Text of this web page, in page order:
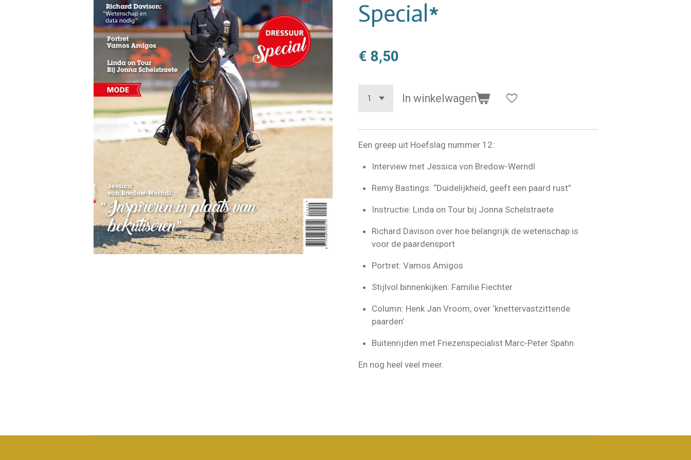
Special*
€ 8,50
In winkelwagen
Een greep uit Hoefslag nummer 12:
Interview met Jessica von Bredow-Werndl
Remy Bastings: “Duidelijkheid, geeft een paard rust”
Instructie: Linda on Tour bij Jonna Schelstraete
Richard Davison over hoe belangrijk de wetenschap is
voor de paardensport
Portret: Vamos Amigos
Stijlvol binnenkijken: Familie Fiechter
Column: Henk Jan Vroom, over ‘knettervastzittende
paarden’
Buitenrijden met Friezenspecialist Marc-Peter Spahn
En nog heel veel meer.